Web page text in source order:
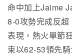
命中加上Jaime
8-0攻勢完成反
表現，熱火單節
束以62-53領先騎